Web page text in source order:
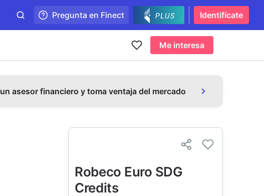
Pregunta en Finect Identifícate
Me interesa
asesor financiero y toma ventaja del mercado
Robeco Euro SDG
Credits